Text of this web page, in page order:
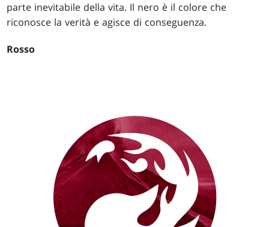
parte inevitabile della vita. Il nero è il colore che
riconosce la verità e agisce di conseguenza.
Rosso